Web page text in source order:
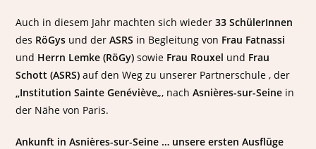
Auch in diesem Jahr machten sich wieder33 SchülerInnen
des RöGys und derASRS in Begleitung von Frau Fatnassi
und Herrn Lemke (RöGy)sowie Frau Rouxel und Frau
Schott (ASRS) auf den Weg zu unserer Partnerschule , der
„Institution Sainte Genéviève„, nachAsnières-sur-Seine in
der Nähe von Paris.
Ankunft in Asnières-sur-Seine … unsere ersten Ausflüge